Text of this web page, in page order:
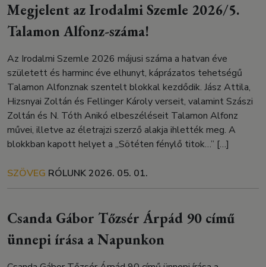
Megjelent az Irodalmi Szemle 2026/5.
Talamon Alfonz-száma!
Az Irodalmi Szemle 2026 májusi száma a hatvan éve
született és harminc éve elhunyt, káprázatos tehetségű
Talamon Alfonznak szentelt blokkal kezdődik. Jász Attila,
Hizsnyai Zoltán és Fellinger Károly verseit, valamint Szászi
Zoltán és N. Tóth Anikó elbeszéléseit Talamon Alfonz
művei, illetve az életrajzi szerző alakja ihlették meg. A
blokkban kapott helyet a „Sötéten fénylő titok…” […]
SZÖVEG RÓLUNK2026. 05. 01.
Csanda Gábor Tőzsér Árpád 90 című
ünnepi írása a Napunkon